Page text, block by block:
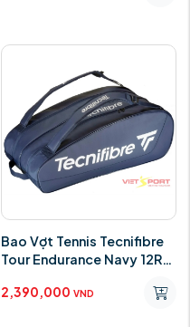
Bao Vợt Tennis Tecnifibre
Tour Endurance Navy 12R
2,390,000 VND